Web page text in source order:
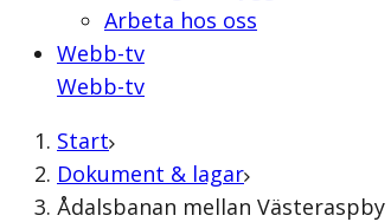
Arbeta hos oss
Webb-tv
Webb-tv
Start
Dokument & lagar
Ådalsbanan mellan